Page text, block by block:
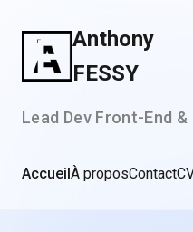
Anthony
FESSY
Lead Dev Front-End
Accueil À proposContact